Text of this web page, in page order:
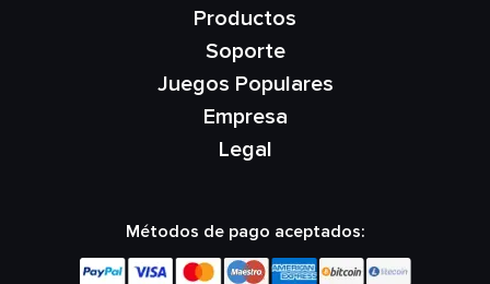
Productos
Soporte
Juegos Populares
Empresa
Legal
Métodos de pago aceptados: